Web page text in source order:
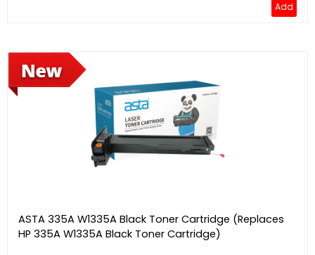
Add
ASTA 335A W1335A Black Toner Cartridge (Replaces
HP 335A W1335A Black Toner Cartridge)